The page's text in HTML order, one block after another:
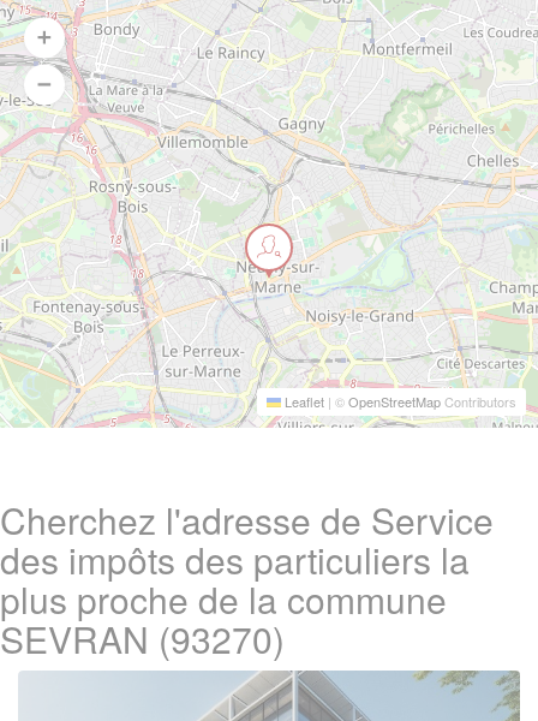
Leaflet | ©OpenStreetMapContributors
Cherchez l'adresse de Service
des impôts des particuliers la
plus proche de la commune
SEVRAN (93270)